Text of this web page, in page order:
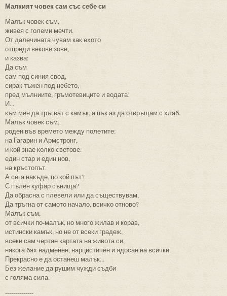
Малкият човек сам със себе си
Малък човек съм,
живея с големи мечти.
От далечината чувам как ехото
отпреди векове зове,
и казва:
Да съм
сам под синия свод,
сирак тъжен под небето,
пред мълниите, гръмотевиците и водата!
И...
към мен да тръгват с камък, а пък аз да отвръщам с хляб.
Малък човек съм,
роден във времето между полетите:
на Гагарин и Армстронг,
и кой знае колко светове:
един стар и един нов,
на кръстопът.
А сега накъде, по кой път?
С пълен куфар сънища?
Да обрасна с плевели или да съществувам,
Да тръгна от самото начало, всичко отново?
Малък съм,
от всички по-малък, но много жилав и корав,
истински камък, но не от всеки градеж,
всеки сам чертае картата на живота си,
някога бях надменен, нарцистичен и ядосан на всички.
Прекрасно е да останеш малък...
Без желание да рушим чужди съдби
с голяма сила.
--------------